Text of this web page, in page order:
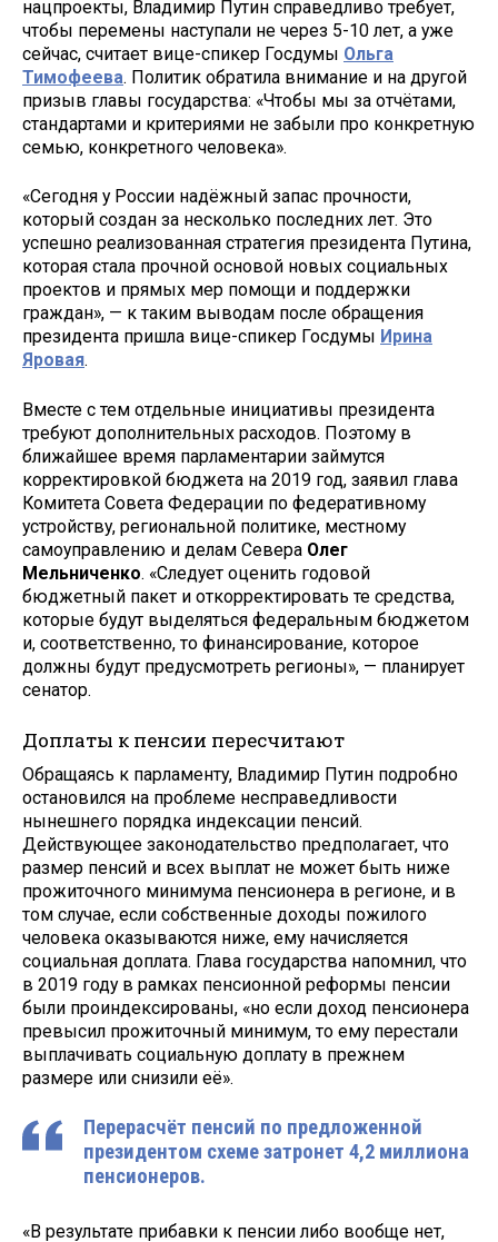
нацпроекты, Владимир Путин справедливо требует,
чтобы перемены наступали не через 5-10 лет, а уже
сейчас, считает вице-спикер Госдумы Ольга
Тимофеева. Политик обратила внимание и на другой
призыв главы государства: «Чтобы мы за отчётами,
стандартами и критериями не забыли про конкретную
семью, конкретного человека».
«Сегодня у России надёжный запас прочности,
который создан за несколько последних лет. Это
успешно реализованная стратегия президента Путина,
которая стала прочной основой новых социальных
проектов и прямых мер помощи и поддержки
граждан», — к таким выводам после обращения
президента пришла вице-спикер Госдумы Ирина
Яровая.
Вместе с тем отдельные инициативы президента
требуют дополнительных расходов. Поэтому в
ближайшее время парламентарии займутся
корректировкой бюджета на 2019 год, заявил глава
Комитета Совета Федерации по федеративному
устройству, региональной политике, местному
самоуправлению и делам Севера Олег
Мельниченко. «Следует оценить годовой
бюджетный пакет и откорректировать те средства,
которые будут выделяться федеральным бюджетом
и, соответственно, то финансирование, которое
должны будут предусмотреть регионы», — планирует
сенатор.
Доплаты к пенсии пересчитают
Обращаясь к парламенту, Владимир Путин подробно
остановился на проблеме несправедливости
нынешнего порядка индексации пенсий.
Действующее законодательство предполагает, что
размер пенсий и всех выплат не может быть ниже
прожиточного минимума пенсионера в регионе, и в
том случае, если собственные доходы пожилого
человека оказываются ниже, ему начисляется
социальная доплата. Глава государства напомнил, что
в 2019 году в рамках пенсионной реформы пенсии
были проиндексированы, «но если доход пенсионера
превысил прожиточный минимум, то ему перестали
выплачивать социальную доплату в прежнем
размере или снизили её».
Перерасчёт пенсий по предложенной
президентом схеме затронет 4,2 миллиона
пенсионеров.
«В результате прибавки к пенсии либо вообще нет,